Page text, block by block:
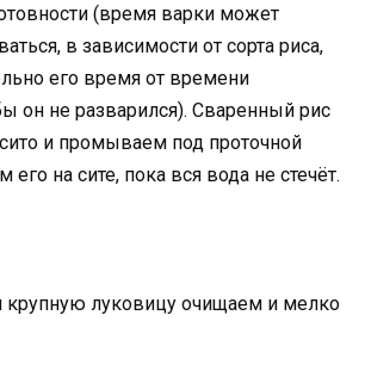
(время варки может
в зависимости от сорта риса,
его время от времени
он не разварился). Сваренный рис
и промываем под проточной
его на сите, пока вся вода не стечёт.
луковицу очищаем и мелко